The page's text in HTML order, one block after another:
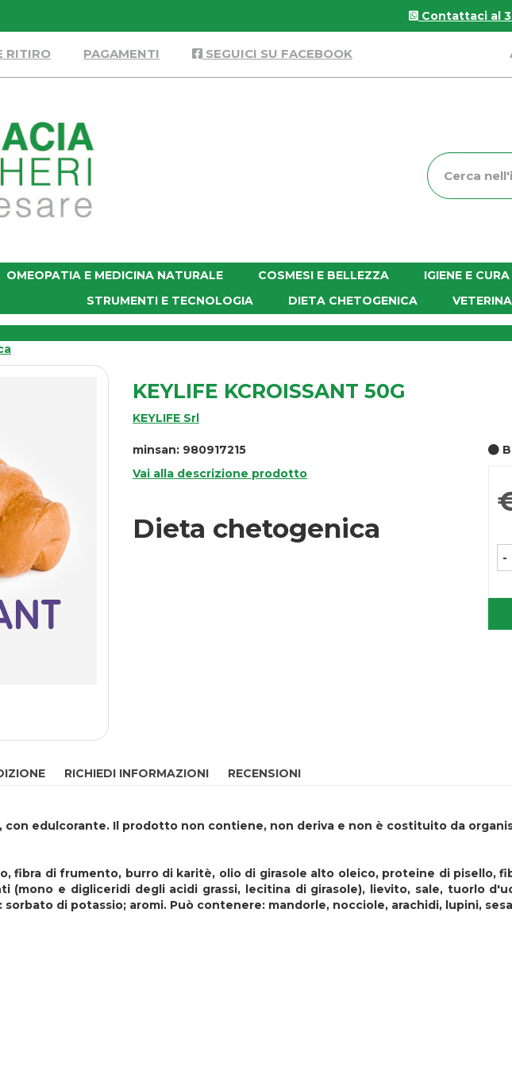
Contattaci al
RITIRO PAGAMENTI SEGUICI SU FACEBOOK
Cerca
Prodotto
OMEOPATIA E MEDICINA NATURALE COSMESI E BELLEZZA IGIENE E
STRUMENTI E TECNOLOGIA
DIETA CHETOGENICA
KEYLIFE KCROISSANT 50G
KEYLIFE Srl
minsan: 980917215
Vai alla descrizione prodotto
Dieta chetogenica
-
RICHIEDI INFORMAZIONI RECENSIONI
edulcorante. Il prodotto non contiene, non deriva e non è costituito da
fibra di frumento, burro di karitè, olio di girasole alto oleico, proteine di pisello,
(mono e digliceridi degli acidi grassi, lecitina di girasole), lievito, sale, tuorlo
sorbato di potassio; aromi. Può contenere: mandorle, nocciole, arachidi, lupini,